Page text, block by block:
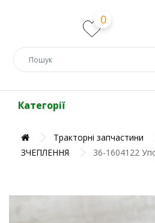
0
Категорії
Тракторні запчастини
ЗЧЕПЛЕННЯ
36-1604122